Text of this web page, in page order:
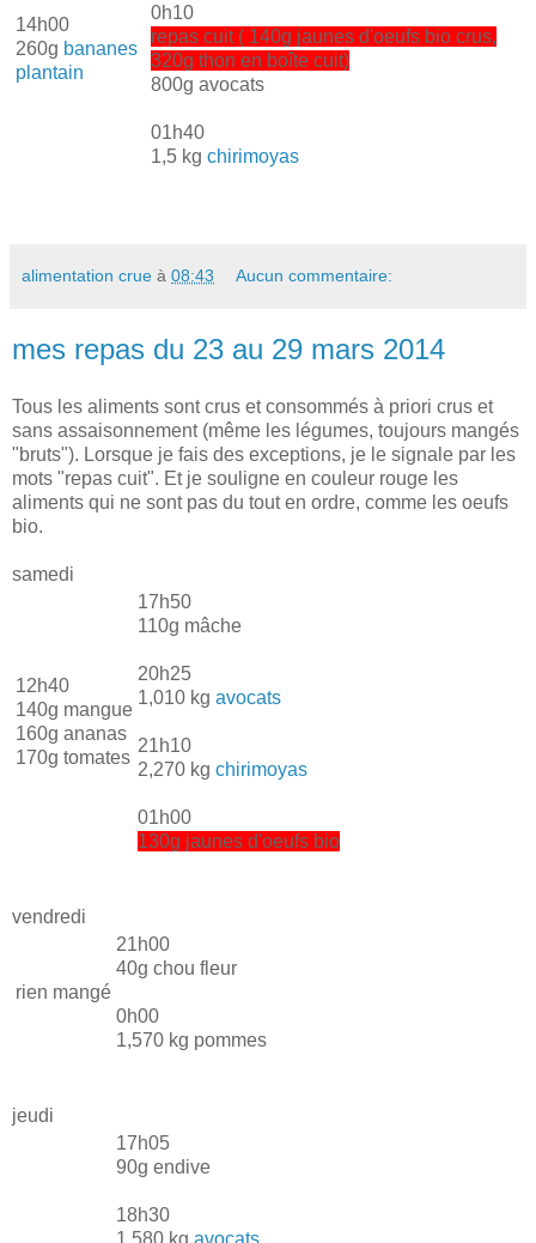
14h00
260g bananes
plantain
0h10
repas cuit ( 140g jaunes d'oeufs bio crus,
320g thon en boîte cuit)
800g avocats
01h40
1,5 kg chirimoyas
alimentation crue à 08:43 Aucun commentaire:
mes repas du 23 au 29 mars 2014
Tous les aliments sont crus et consommés à priori crus et
sans assaisonnement (même les légumes, toujours mangés
"bruts"). Lorsque je fais des exceptions, je le signale par les
mots "repas cuit". Et je souligne en couleur rouge les
aliments qui ne sont pas du tout en ordre, comme les oeufs
bio.
samedi
12h40
140g mangue
160g ananas
170g tomates
17h50
110g mâche
20h25
1,010 kg avocats
21h10
2,270 kg chirimoyas
01h00
130g jaunes d'oeufs bio
vendredi
rien mangé
21h00
40g chou fleur
0h00
1,570 kg pommes
jeudi
17h05
90g endive
18h30
1,580 kg avocats